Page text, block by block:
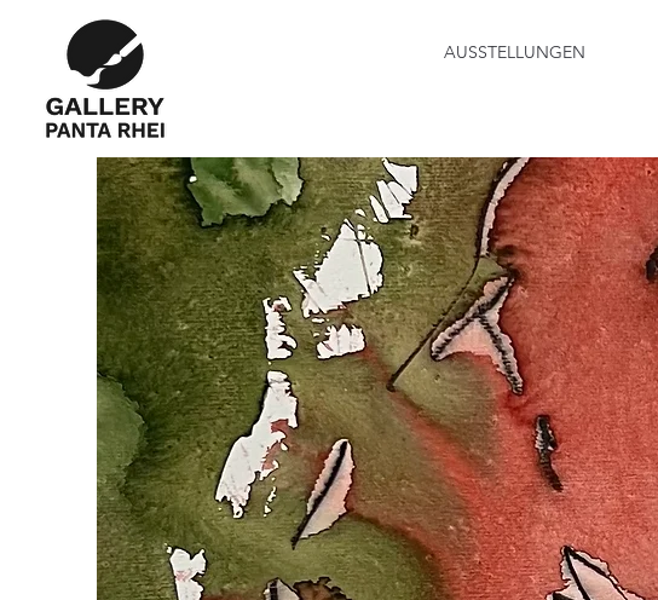
AUSSTELLUNGEN